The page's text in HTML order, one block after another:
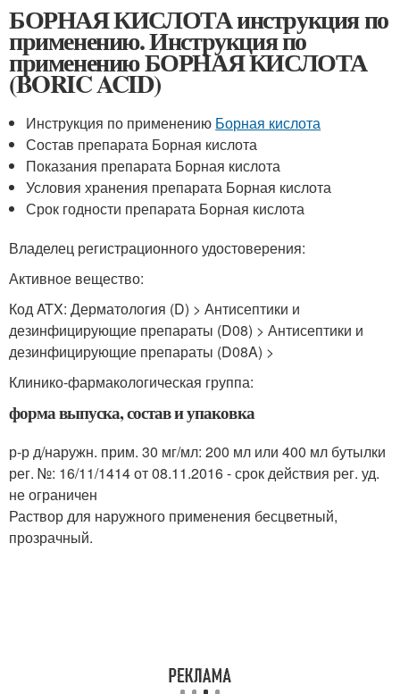
БОРНАЯ КИСЛОТА инструкция по
применению. Инструкция по
применению БОРНАЯ КИСЛОТА
(BORIC ACID)
Инструкция по применению Борная кислота
Состав препарата Борная кислота
Показания препарата Борная кислота
Условия хранения препарата Борная кислота
Срок годности препарата Борная кислота
Владелец регистрационного удостоверения:
Активное вещество:
Код ATX: Дерматология (D) > Антисептики и
дезинфицирующие препараты (D08) > Антисептики и
дезинфицирующие препараты (D08A) >
Клинико-фармакологическая группа:
форма выпуска, состав и упаковка
р-р д/наружн. прим. 30 мг/мл: 200 мл или 400 мл бутылки
рег. №: 16/11/1414 от 08.11.2016 - срок действия рег. уд.
не ограничен
Раствор для наружного применения бесцветный,
прозрачный.